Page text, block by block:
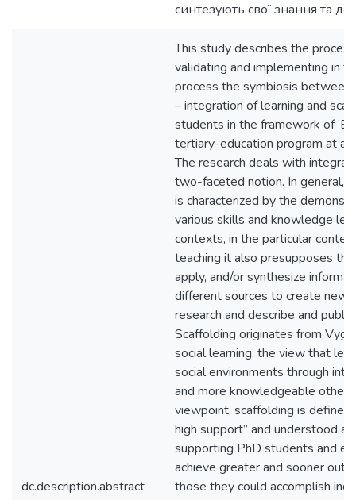
синтезують свої знання та
dc.description.abstract
This study describes the
validating and implementing in
process the symbiosis
– integration of learning and
students in the framework of
tertiary-education program at a
The research deals with
two-faceted notion. In general,
is characterized by the
various skills and knowledge
contexts, in the particular
teaching it also presupposes
apply, and/or synthesize
different sources to create new
research and describe and
Scaffolding originates from
social learning: the view that
social environments through
and more knowledgeable
viewpoint, scaffolding is defined
high support” and understood
supporting PhD students and
achieve greater and sooner
those they could accomplish